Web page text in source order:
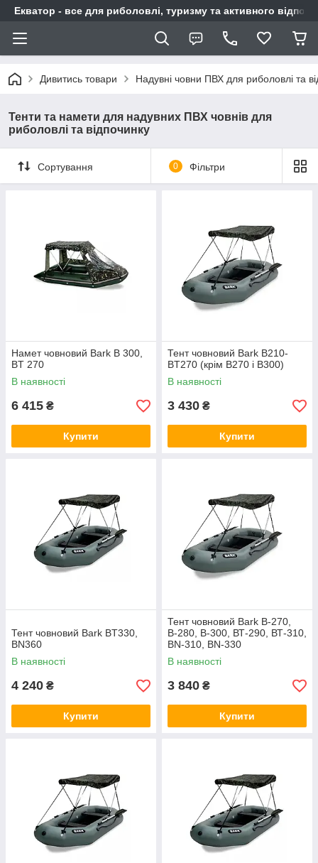
Екватор - все для риболовлі, туризму та активного
Дивитись товари Надувні човни ПВХ для риболовлі та
Тенти та намети для надувних ПВХ човнів для
риболовлі та відпочинку
Сортування 0 Фільтри
Намет човновий Bark B 300,
BT 270
В наявності
6 415 ₴
Купити
Тент човновий Bark B210-
BT270 (крім В270 і В300)
В наявності
3 430 ₴
Купити
Тент човновий Bark BT330,
BN360
В наявності
4 240 ₴
Купити
Тент човновий Bark В-270,
В-280, В-300, ВТ-290, ВТ-310,
ВN-310, ВN-330
В наявності
3 840 ₴
Купити